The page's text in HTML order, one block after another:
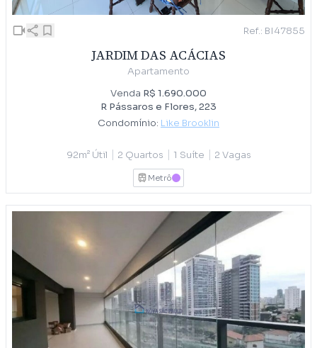
Ref.: BI47855
JARDIM DAS ACÁCIAS
Apartamento
Venda R$ 1.690.000
R Pássaros e Flores, 223
Condomínio: Like Brooklin
92m² Útil 2 Quartos 1 Suíte 2 Vagas
Metrô LILAS